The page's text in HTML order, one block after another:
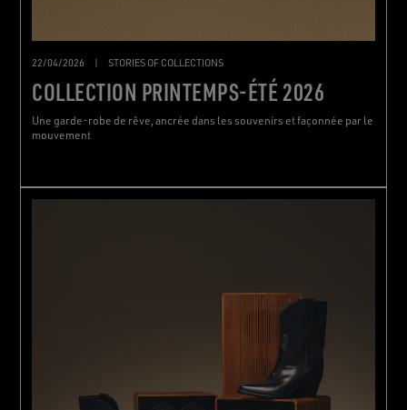
22/04/2026 STORIES OF COLLECTIONS
COLLECTION PRINTEMPS-ÉTÉ 2026
Une garde-robe de rêve, ancrée dans les souvenirs et façonnée par le
mouvement